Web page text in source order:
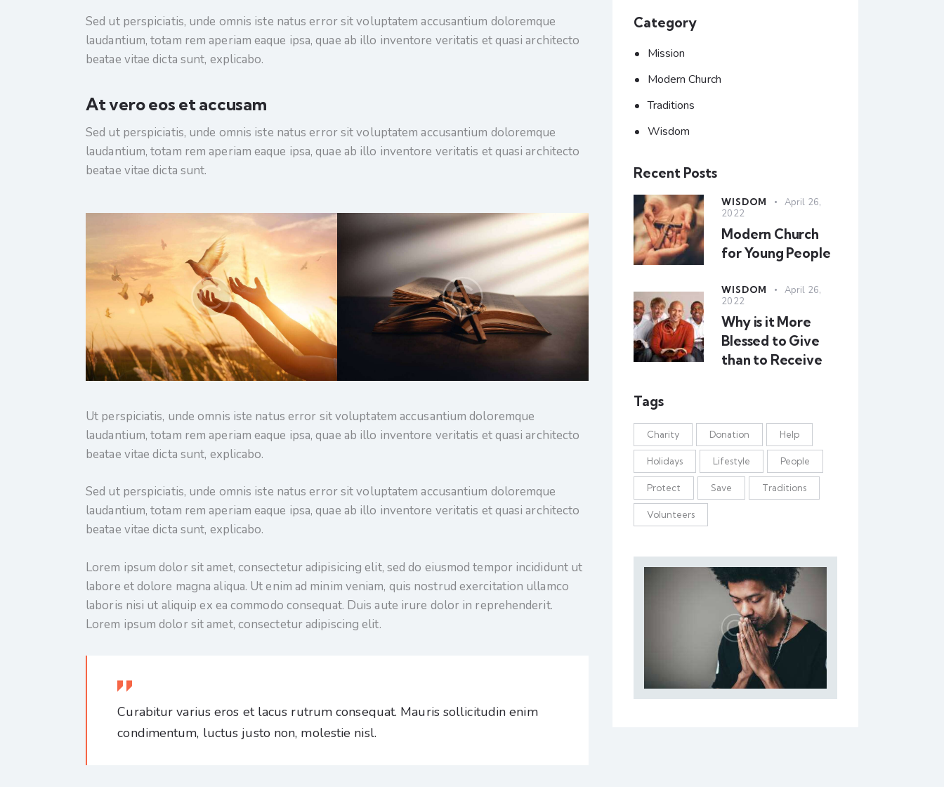
Sed ut perspiciatis, unde omnis iste natus error sit voluptatem accusantium doloremque
laudantium, totam rem aperiam eaque ipsa, quae ab illo inventore veritatis et quasi architecto
beatae vitae dicta sunt, explicabo.
At vero eos et accusam
Sed ut perspiciatis, unde omnis iste natus error sit voluptatem accusantium doloremque
laudantium, totam rem aperiam eaque ipsa, quae ab illo inventore veritatis et quasi architecto
beatae vitae dicta sunt.
Ut perspiciatis, unde omnis iste natus error sit voluptatem accusantium doloremque
laudantium, totam rem aperiam eaque ipsa, quae ab illo inventore veritatis et quasi architecto
beatae vitae dicta sunt, explicabo.
Sed ut perspiciatis, unde omnis iste natus error sit voluptatem accusantium doloremque
laudantium, totam rem aperiam eaque ipsa, quae ab illo inventore veritatis et quasi architecto
beatae vitae dicta sunt, explicabo.
Lorem ipsum dolor sit amet, consectetur adipisicing elit, sed do eiusmod tempor incididunt ut
labore et dolore magna aliqua. Ut enim ad minim veniam, quis nostrud exercitation ullamco
laboris nisi ut aliquip ex ea commodo consequat. Duis aute irure dolor in reprehenderit.
Lorem ipsum dolor sit amet, consectetur adipiscing elit.
Curabitur varius eros et lacus rutrum consequat. Mauris sollicitudin enim
condimentum, luctus justo non, molestie nisl.
Category
Mission
Modern Church
Traditions
Wisdom
Recent Posts
WISDOM
April 26,
2022
Modern Church
for Young People
WISDOM
April 26,
2022
Why is it More
Blessed to Give
than to Receive
Tags
Charity Donation Help
Holidays Lifestyle People
Protect Save Traditions
Volunteers